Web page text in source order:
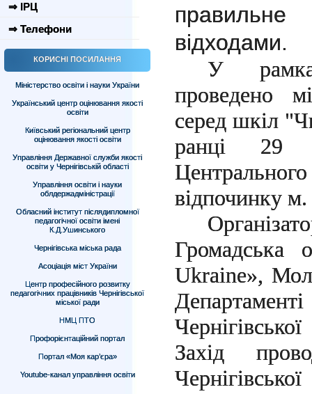
⇒ ІРЦ
⇒ Телефони
КОРИСНІ ПОСИЛАННЯ
Міністерство освіти і науки України
Український центр оцінювання якості
освіти
Київський регіональний центр
оцінювання якості освіти
Управління Державної служби якості
освіти у Чернігівській області
Управління освіти і науки
облдержадміністрації
Обласний інститут післядипломної
педагогічної освіти імені
К.Д.Ушинського
Чернігівська міська рада
Асоціація міст України
Центр професійного розвитку
педагогічних працівників Чернігівської
міської ради
НМЦ ПТО
Профорієнтаційний портал
Портал «Моя кар’єра»
Youtube-канал управління освіти
відходами.
У
проведено
серед шкіл
ранці 29
відпочинку м.
Громадська
Ukraine»,
Захід